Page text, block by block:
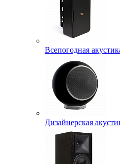
Всепогодная
Дизайнерская